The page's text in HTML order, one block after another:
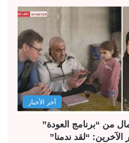
آخر الأخبار
من “برنامج العودة”
“لقد ندمنا”